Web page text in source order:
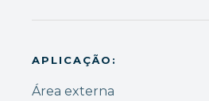
APLICAÇÃO:
Área externa